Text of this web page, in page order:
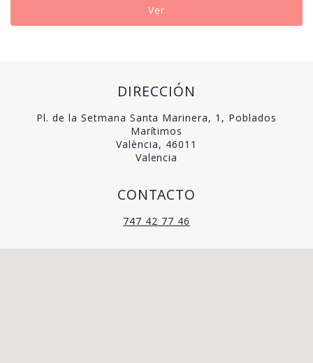
Ver
DIRECCIÓN
Pl. de la Setmana Santa Marinera, 1, Poblados
Marítimos
València, 46011
Valencia
CONTACTO
747 42 77 46